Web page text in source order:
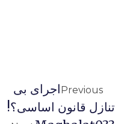
Previousاجرای بی
تنازل قانون اساسی؟!